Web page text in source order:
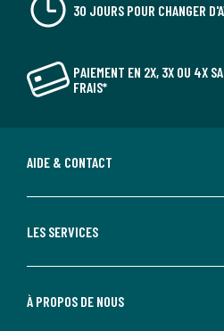
30 JOURS POUR CHANGER
PAIEMENT EN 2X, 3X OU 4X
FRAIS*
AIDE & CONTACT
LES SERVICES
À PROPOS DE NOUS